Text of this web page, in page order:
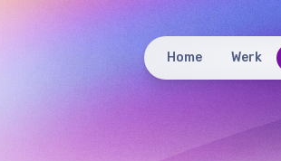
Home Werk